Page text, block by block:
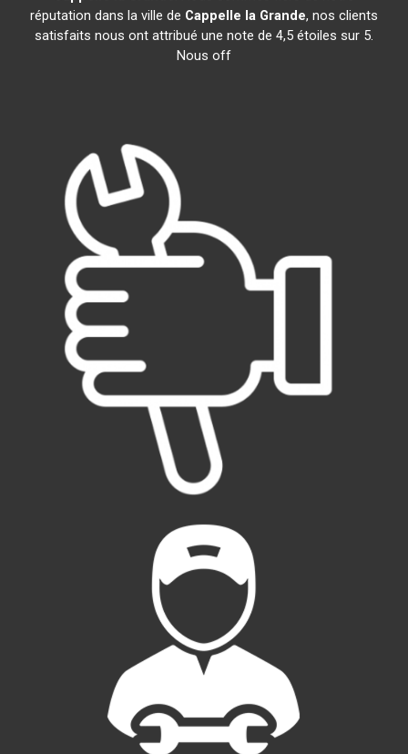
réputation dans la ville de Cappelle la Grande, nos clients
satisfaits nous ont attribué une note de 4,5 étoiles sur 5.
Nous off